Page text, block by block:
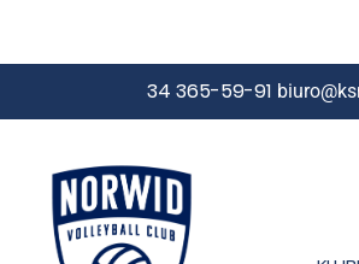
34 365-59-91